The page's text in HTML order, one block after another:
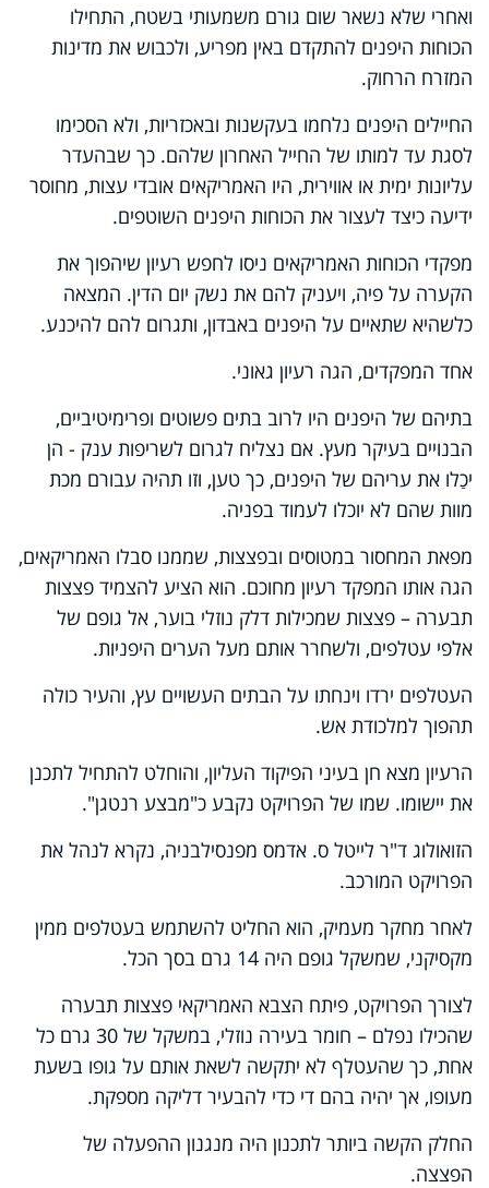
ואחרי שלא נשאר שום גורם משמעותי בשטח, התחילו
הכוחות היפנים להתקדם באין מפריע, ולכבוש את מדינות
המזרח הרחוק.
החיילים היפנים נלחמו בעקשנות ובאכזריות, ולא הסכימו
לסגת עד למותו של החייל האחרון שלהם. כך שבהעדר
עליונות ימית או אווירית, היו האמריקאים אובדי עצות, מחוסר
ידיעה כיצד לעצור את הכוחות היפנים השוטפים.
מפקדי הכוחות האמריקאים ניסו לחפש רעיון שיהפוך את
הקערה על פיה, ויעניק להם את נשק יום הדין. המצאה
כלשהיא שתאיים על היפנים באבדון, ותגרום להם להיכנע.
אחד המפקדים, הגה רעיון גאוני.
בתיהם של היפנים היו לרוב בתים פשוטים ופרימיטיביים,
הבנויים בעיקר מעץ. אם נצליח לגרום לשריפות ענק - הן
יכַלו את עריהם של היפנים, כך טען, וזו תהיה עבורם מכת
מוות שהם לא יוכלו לעמוד בפניה.
מפאת המחסור במטוסים ובפצצות, שממנו סבלו האמריקאים,
הגה אותו המפקד רעיון מחוכם. הוא הציע להצמיד פצצות
תבערה – פצצות שמכילות דלק נוזלי בוער, אל גופם של
אלפי עטלפים, ולשחרר אותם מעל הערים היפניות.
העטלפים ירדו וינחתו על הבתים העשויים עץ, והעיר כולה
תהפוך למלכודת אש.
הרעיון מצא חן בעיני הפיקוד העליון, והוחלט להתחיל לתכנן
את יישומו. שמו של הפרויקט נקבע כ"מבצע רנטגן".
הזואולוג ד"ר לייטל ס. אדמס מפנסילבניה, נקרא לנהל את
הפרויקט המורכב.
לאחר מחקר מעמיק, הוא החליט להשתמש בעטלפים ממין
מקסיקני, שמשקל גופם היה 14 גרם בסך הכל.
לצורך הפרויקט, פיתח הצבא האמריקאי פצצות תבערה
שהכילו נפלם – חומר בעירה נוזלי, במשקל של 30 גרם כל
אחת, כך שהעטלף לא יתקשה לשאת אותם על גופו בשעת
מעופו, אך יהיה בהם די כדי להבעיר דליקה מספקת.
החלק הקשה ביותר לתכנון היה מנגנון ההפעלה של
הפצצה.